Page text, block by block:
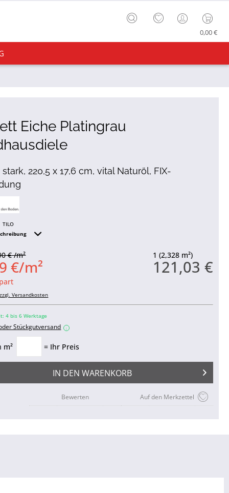
0,00 €
Eiche Platingrau
220,5 x 17,6 cm, vital Naturöl, FIX-
TILO
1 (2,328 m²)
121,03 €
€ /m²
€/m²
zzgl. Versandkosten
4 bis 6 Werktage
Stückgutversand i
m² = Ihr Preis
IN DEN WARENKORB
Auf den Merkzettel
Bewerten